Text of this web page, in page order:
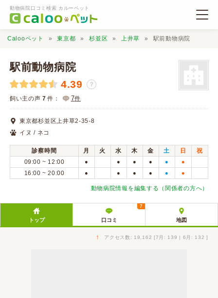
動物病院口コミ検索 カルーペット
動物病院検索
口コミ検索
Calooペットとは？
Calooペット 東京都 杉並区 上井草 駅前動物病院
駅前動物病院
4.39 ？
飼い主の声 7 件： 7件
東京都杉並区上井草2-35-8
イヌ / ネコ
診察時間 月 火 水 木 金 土 日
祝
09:00 ~ 12:00
● ● ● ● ● ●
16:00 ~ 20:00 ● ● ● ● ● ●
動物病院情報を編集する（関係者の方へ）
トップ 口コミ
7
地図
↑ アクセス数: 19,162 [7月: 139 | 6月: 132 ]